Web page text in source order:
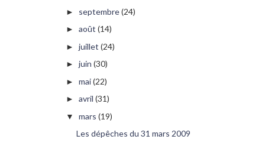
► septembre(24)
► août (14)
► juillet (24)
► juin (30)
► mai(22)
► avril (31)
▼ mars (19)
Les dépêches du 31 mars 2009